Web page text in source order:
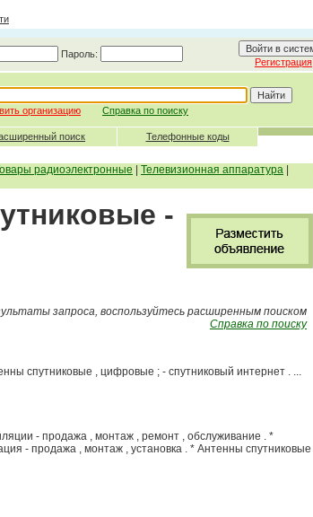
Пароль:
Регистрация
организацию Справка по поиску
поиск Телефонные коды
радиоэлектронные Телевизионная аппаратура
-
запроса, воспользуйтесь расширенным поиском
Справка по поиску
спутниковые , цифровые ; - спутниковый интернет . ...
- продажа , монтаж , ремонт , обслуживание . *
- продажа , монтаж , установка . * Антенны спутниковые